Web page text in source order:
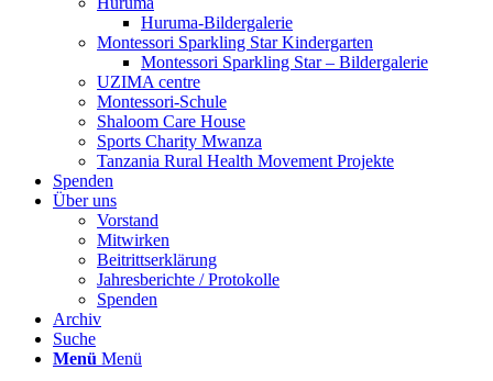
Huruma-Bildergalerie
Montessori Sparkling Star Kindergarten
Montessori Sparkling Star – Bildergalerie
UZIMA centre
Montessori-Schule
Shaloom Care House
Sports Charity Mwanza
Tanzania Rural Health Movement Projekte
Spenden
Über uns
Vorstand
Mitwirken
Beitrittserklärung
Jahresberichte / Protokolle
Spenden
Archiv
Suche
Menü Menü